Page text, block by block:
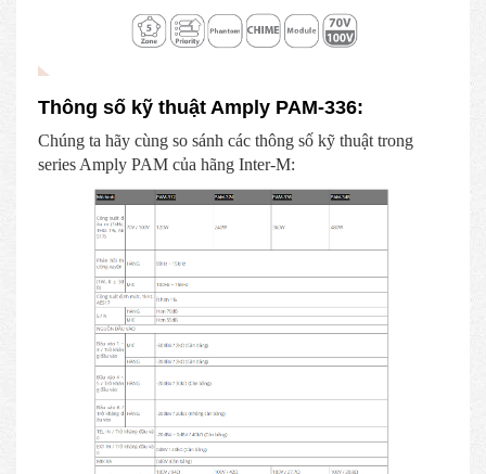
Thông số kỹ thuật Amply PAM-336:
Chúng ta hãy cùng so sánh các thông số kỹ thuật trong
series Amply PAM của hãng Inter-M: